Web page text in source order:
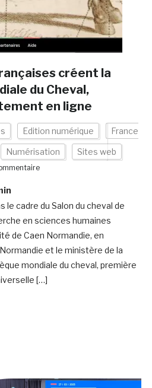
créent la
du Cheval,
en ligne
Edition numérique France
Numérisation Sites web
le cadre du Salon du cheval de
en sciences humaines
de Caen Normandie, en
et le ministère de la
mondiale du cheval, première
[…]